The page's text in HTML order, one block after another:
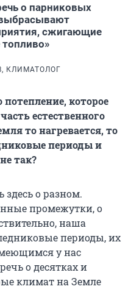
о парниковых
сжигающие
КЛИМАТОЛОГ
которое
естественного
то нагревается, то
периоды и
так?
о разном.
промежутки, о
наша
периоды, их
у нас
о десятках и
климат на Земле